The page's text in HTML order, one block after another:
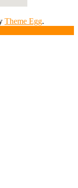
Theme Egg.